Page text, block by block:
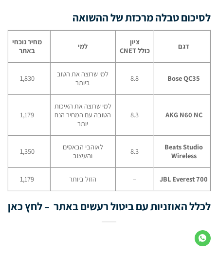
לסיכום טבלה מרכזת של ההשואה
דגם
ציון
כוללCNET למי
מחיר נוכחי
באתר
Bose QC35
8.8
למי שרוצה את הטוב
ביותר
1,830
AKG N60 NC
8.3
למי שרוצה את האיכות
הטובה עם המחיר הנח
יותר
1,179
Beats Studio
Wireless
8.3
לאוהבי הבאסים
והעיצוב
1,350
JBL Everest 700
– הזול ביותר 1,179
לכלל האוזניות עם ביטול רעשים באתר – לחץ כאן